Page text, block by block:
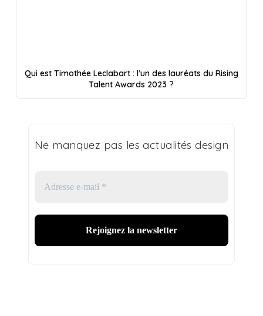
Qui est Timothée Leclabart : l’un des lauréats du Rising
Talent Awards 2023 ?
Ne manquez pas les actualités design